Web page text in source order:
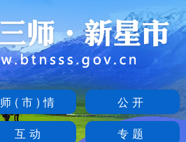
师(市)情
公开
互动 专题